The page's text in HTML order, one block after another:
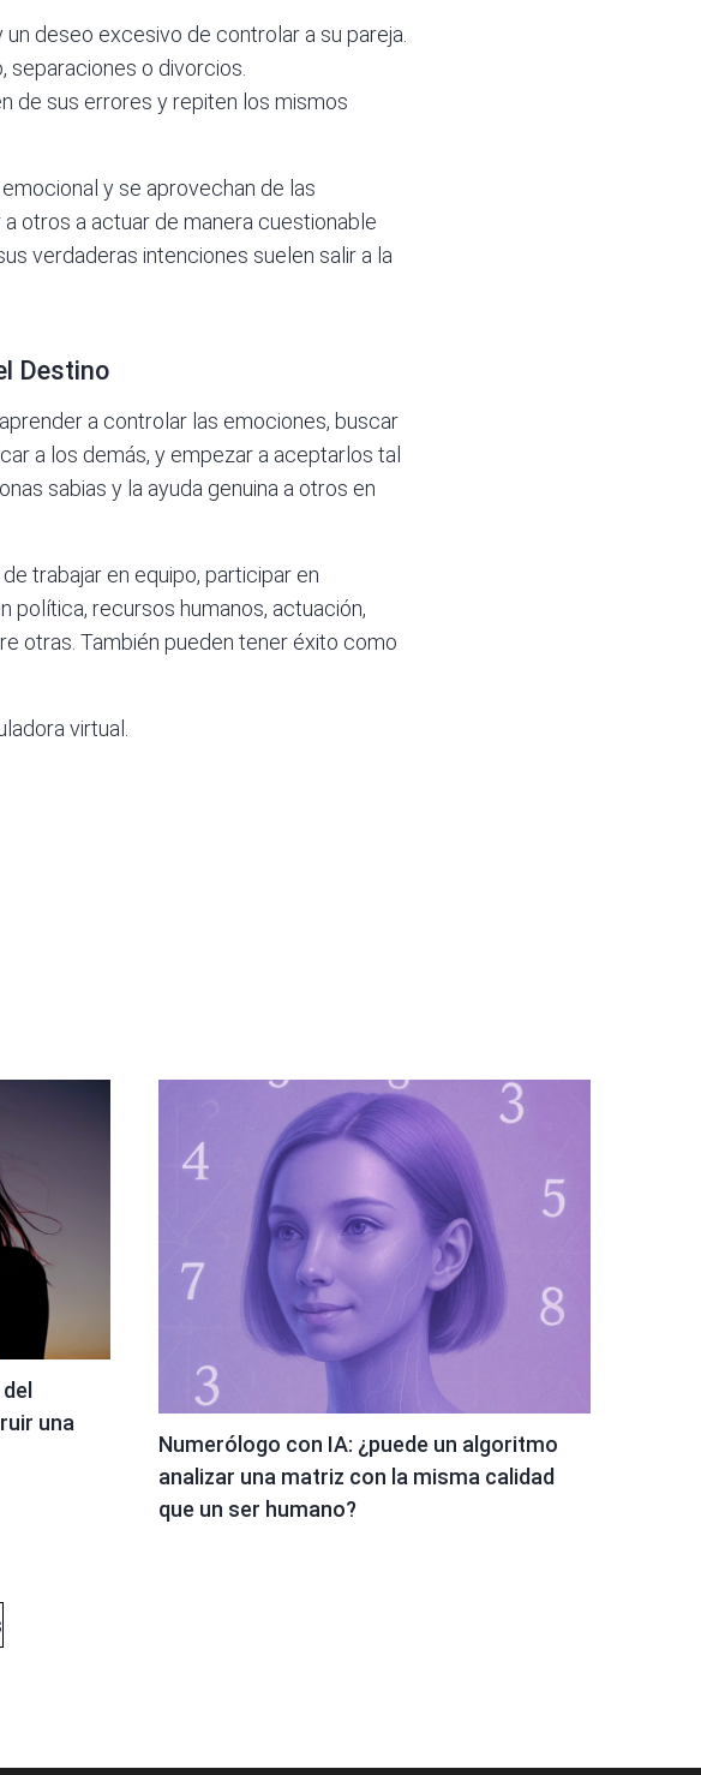
deseo excesivo de controlar a su pareja.
separaciones o divorcios.
de sus errores y repiten los mismos
y se aprovechan de las
otros a actuar de manera cuestionable
verdaderas intenciones suelen salir a la
Destino
a controlar las emociones, buscar
a los demás, y empezar a aceptarlos tal
sabias y la ayuda genuina a otros en
trabajar en equipo, participar en
política, recursos humanos, actuación,
otras. También pueden tener éxito como
virtual
una
Numerólogo con IA: ¿puede un algoritmo
analizar una matriz con la misma calidad
que un ser humano?